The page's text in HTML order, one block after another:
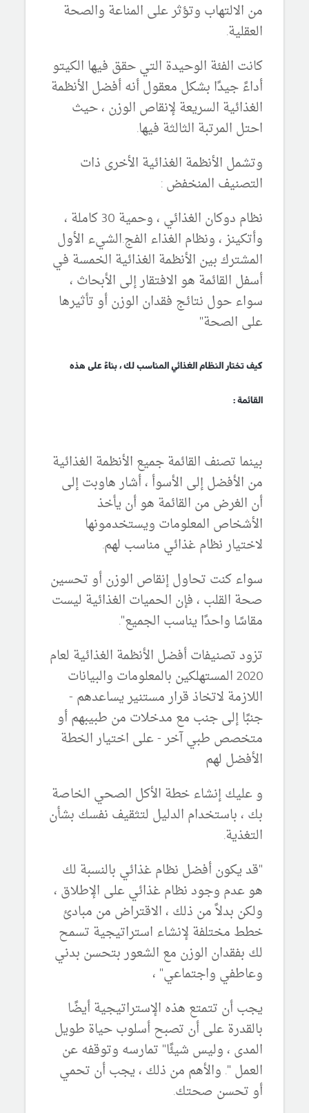
من الالتهاب وتؤثر على المناعة والصحة
العقلية.
كانت الفئة الوحيدة التي حقق فيها الكيتو
أداءً جيدًا بشكل معقول أنه أفضل الأنظمة
الغذائية السريعة لإنقاص الوزن ، حيث
احتل المرتبة الثالثة فيها.
وتشمل الأنظمة الغذائية الأخرى ذات
التصنيف المنخفض :
نظام دوكان الغذائي ، وحمية 30 كاملة ،
وأتكينز ، ونظام الغذاء الفج.الشيء الأول
المشترك بين الأنظمة الغذائية الخمسة في
أسفل القائمة هو الافتقار إلى الأبحاث ،
سواء حول نتائج فقدان الوزن أو تأثيرها
على الصحة"
كيف تختار النظام الغذائي المناسب لك ، بناءً على هذه
القائمة :
بينما تصنف القائمة جميع الأنظمة الغذائية
من الأفضل إلى الأسوأ ، أشار هاوبت إلى
أن الغرض من القائمة هو أن يأخذ
الأشخاص المعلومات ويستخدمونها
لاختيار نظام غذائي مناسب لهم.
سواء كنت تحاول إنقاص الوزن أو تحسين
صحة القلب ، فإن الحميات الغذائية ليست
مقاسًا واحدًا يناسب الجميع".
تزود تصنيفات أفضل الأنظمة الغذائية لعام
2020 المستهلكين بالمعلومات والبيانات
اللازمة لاتخاذ قرار مستنير يساعدهم -
جنبًا إلى جنب مع مدخلات من طبيبهم أو
متخصص طبي آخر - على اختيار الخطة
الأفضل لهم
و عليك إنشاء خطة الأكل الصحي الخاصة
بك ، باستخدام الدليل لتثقيف نفسك بشأن
التغذية.
"قد يكون أفضل نظام غذائي بالنسبة لك
هو عدم وجود نظام غذائي على الإطلاق ،
ولكن بدلاً من ذلك ، الاقتراض من مبادئ
خطط مختلفة لإنشاء استراتيجية تسمح
لك بفقدان الوزن مع الشعور بتحسن بدني
وعاطفي واجتماعي" ،
يجب أن تتمتع هذه الإستراتيجية أيضًا
بالقدرة على أن تصبح أسلوب حياة طويل
المدى ، وليس شيئًا" تمارسه وتوقفه عن
العمل ". والأهم من ذلك ، يجب أن تحمي
أو تحسن صحتك.